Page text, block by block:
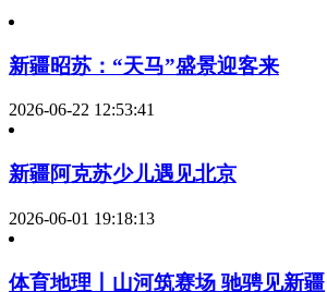
新疆昭苏：“天马”盛景迎客来
2026-06-22 12:53:41
新疆阿克苏少儿遇见北京
2026-06-01 19:18:13
体育地理丨山河筑赛场 驰骋见新疆